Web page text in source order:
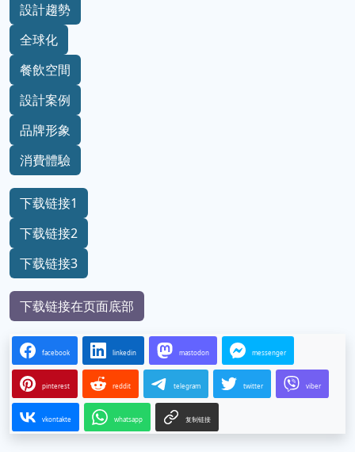
設計趨勢
全球化
餐飲空間
設計案例
品牌形象
消費體驗
下载链接1
下载链接2
下载链接3
下载链接在页面底部
facebook linkedin mastodon messenger
pinterest reddit telegram twitter viber
vkontakte whatsapp 复制链接